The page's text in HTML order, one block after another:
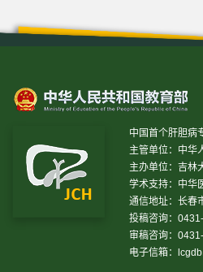
中国首个肝胆病
主管单位：中华
主办单位：吉林
学术支持：中华
通信地址：长春
投稿咨询：
审稿咨询：
电子信箱：